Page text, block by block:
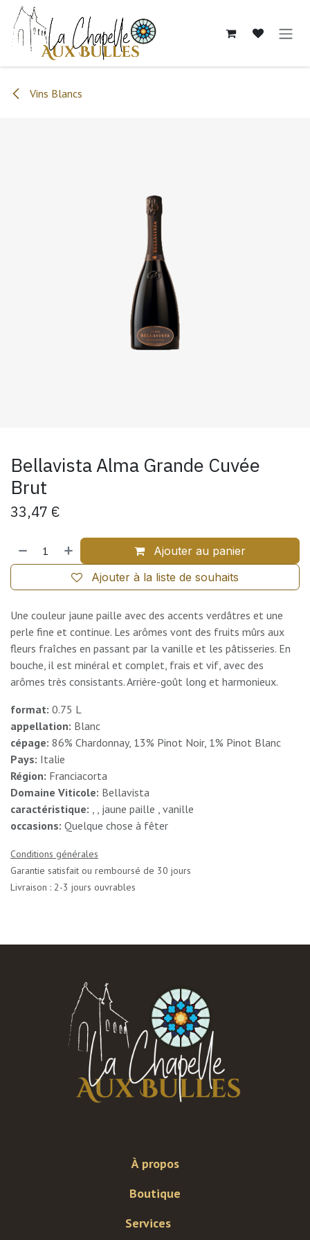
Se rendre au contenu
Vins Blancs
Bellavista Alma Grande Cuvée
Brut
33,47 €
Ajouter au panier
Ajouter à la liste de souhaits
Une couleur jaune paille avec des accents verdâtres et une
perle fine et continue. Les arômes vont des fruits mûrs aux
fleurs fraîches en passant par la vanille et les pâtisseries. En
bouche, il est minéral et complet, frais et vif, avec des
arômes très consistants. Arrière-goût long et harmonieux.
format: 0.75 L
appellation: Blanc
cépage: 86% Chardonnay, 13% Pinot Noir, 1% Pinot Blanc
Pays: Italie
Région: Franciacorta
Domaine Viticole: Bellavista
caractéristique: , , jaune paille , vanille
occasions: Quelque chose à fêter
Conditions générales
Garantie satisfait ou remboursé de 30 jours
Livraison : 2-3 jours ouvrables
À propos
Boutique
Services